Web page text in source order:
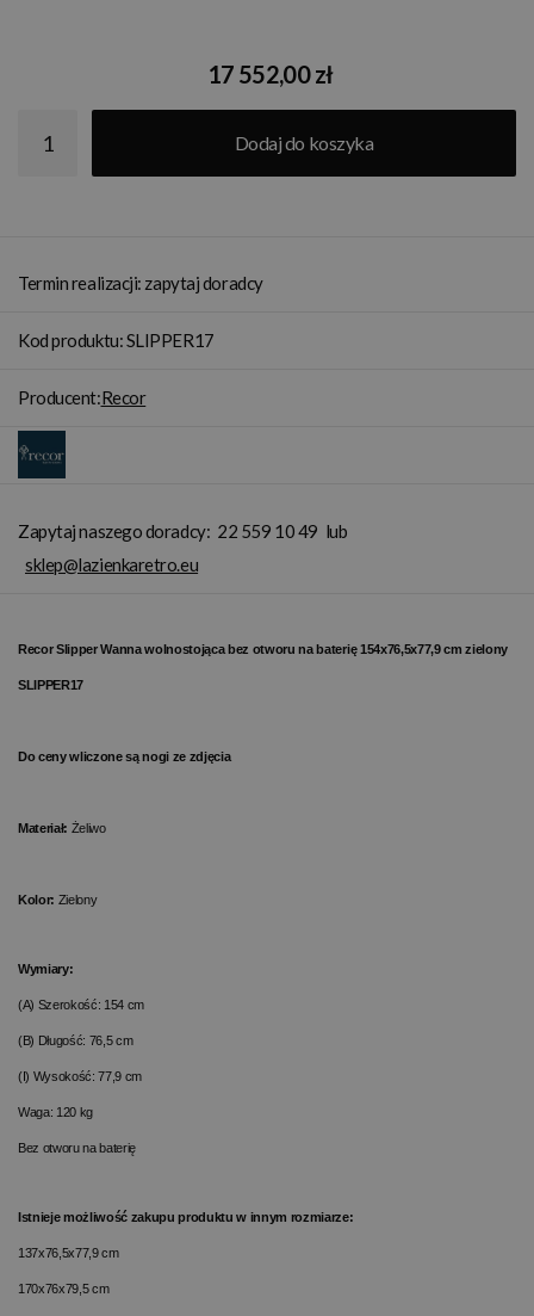
17 552,00 zł
Dodaj do koszyka
Termin realizacji: zapytaj doradcy
Kod produktu: SLIPPER17
Producent:Recor
Zapytaj naszego doradcy: 22 559 10 49 lub
sklep@lazienkaretro.eu
Recor Slipper Wanna wolnostojąca bez otworu na baterię 154x76,5x77,9 cm zielony
SLIPPER17
Do ceny wliczone są nogi ze zdjęcia
Materiał: Żeliwo
Kolor: Zielony
Wymiary:
(A) Szerokość: 154 cm
(B) Długość: 76,5 cm
(I) Wysokość: 77,9 cm
Waga: 120 kg
Bez otworu na baterię
Istnieje możliwość zakupu produktu w innym rozmiarze:
137x76,5x77,9 cm
170x76x79,5 cm